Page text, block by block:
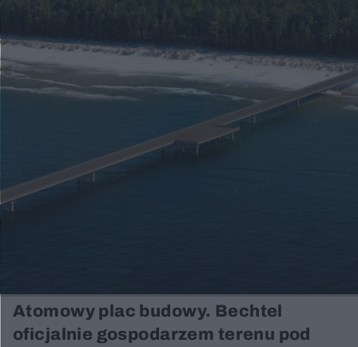
Atomowy plac budowy. Bechtel
oficjalnie gospodarzem terenu pod